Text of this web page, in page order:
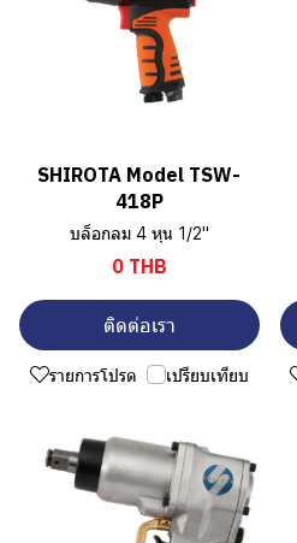
SHIROTA Model TSW-
418P
บล็อกลม 4 หุน 1/2"
0 THB
ติดต่อเรา
รายการโปรด เปรียบเทียบ